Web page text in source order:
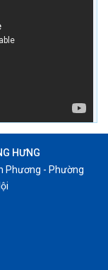
HƯNG
Phương - Phường